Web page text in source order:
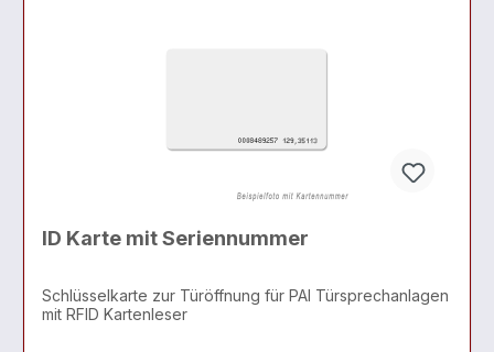
ID Karte mit Seriennummer
Schlüsselkarte zur Türöffnung für PAI Türsprechanlagen
mit RFID Kartenleser